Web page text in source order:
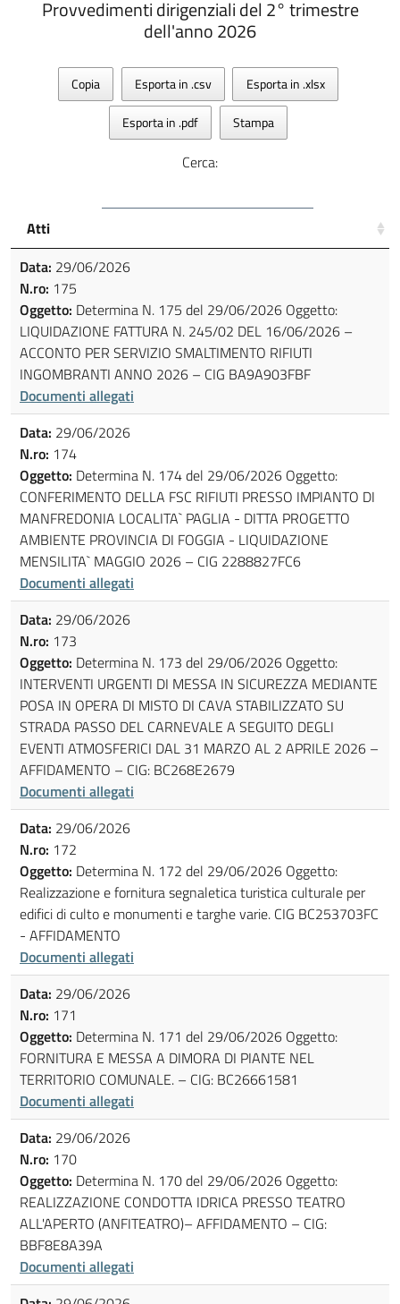
Provvedimenti dirigenziali del 2° trimestre
dell'anno 2026
Copia Esporta in .csv Esporta in .xlsx
Esporta in .pdf Stampa
Cerca:
Atti
Data: 29/06/2026
N.ro: 175
Oggetto: Determina N. 175 del 29/06/2026 Oggetto:
LIQUIDAZIONE FATTURA N. 245/02 DEL 16/06/2026 –
ACCONTO PER SERVIZIO SMALTIMENTO RIFIUTI
INGOMBRANTI ANNO 2026 – CIG BA9A903FBF
Documenti allegati
Data: 29/06/2026
N.ro: 174
Oggetto: Determina N. 174 del 29/06/2026 Oggetto:
CONFERIMENTO DELLA FSC RIFIUTI PRESSO IMPIANTO DI
MANFREDONIA LOCALITA` PAGLIA - DITTA PROGETTO
AMBIENTE PROVINCIA DI FOGGIA - LIQUIDAZIONE
MENSILITA` MAGGIO 2026 – CIG 2288827FC6
Documenti allegati
Data: 29/06/2026
N.ro: 173
Oggetto: Determina N. 173 del 29/06/2026 Oggetto:
INTERVENTI URGENTI DI MESSA IN SICUREZZA MEDIANTE
POSA IN OPERA DI MISTO DI CAVA STABILIZZATO SU
STRADA PASSO DEL CARNEVALE A SEGUITO DEGLI
EVENTI ATMOSFERICI DAL 31 MARZO AL 2 APRILE 2026 –
AFFIDAMENTO – CIG: BC268E2679
Documenti allegati
Data: 29/06/2026
N.ro: 172
Oggetto: Determina N. 172 del 29/06/2026 Oggetto:
Realizzazione e fornitura segnaletica turistica culturale per
edifici di culto e monumenti e targhe varie. CIG BC253703FC
- AFFIDAMENTO
Documenti allegati
Data: 29/06/2026
N.ro: 171
Oggetto: Determina N. 171 del 29/06/2026 Oggetto:
FORNITURA E MESSA A DIMORA DI PIANTE NEL
TERRITORIO COMUNALE. – CIG: BC26661581
Documenti allegati
Data: 29/06/2026
N.ro: 170
Oggetto: Determina N. 170 del 29/06/2026 Oggetto:
REALIZZAZIONE CONDOTTA IDRICA PRESSO TEATRO
ALL'APERTO (ANFITEATRO)– AFFIDAMENTO – CIG:
BBF8E8A39A
Documenti allegati